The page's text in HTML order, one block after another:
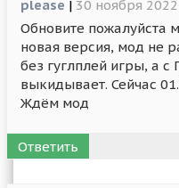
please | 30 ноября
Обновите пожалуйста
новая версия, мод не
без гуглплей игры, а с
выкидывает. Сейчас
Ждём мод
Ответить